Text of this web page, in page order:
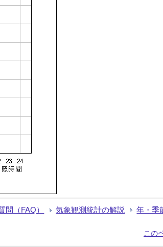
問（FAQ） 気象観測統計の解説 年・季
この